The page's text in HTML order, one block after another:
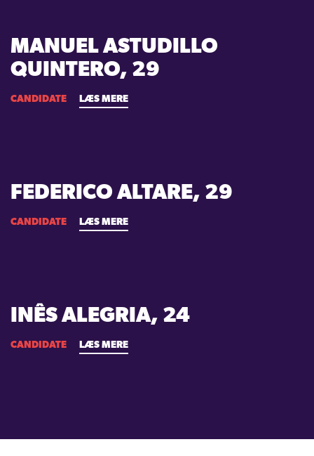
MANUEL ASTUDILLO
QUINTERO, 29
CANDIDATE LÆS MERE
FEDERICO ALTARE, 29
CANDIDATE LÆS MERE
INÊS ALEGRIA, 24
CANDIDATE LÆS MERE